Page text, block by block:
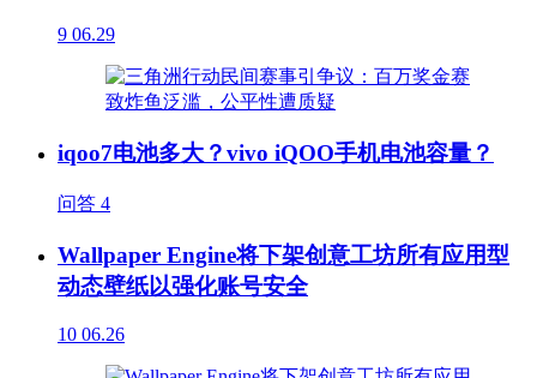
9 06.29
iqoo7电池多大？vivo iQOO手机电池容量？
问答 4
Wallpaper Engine将下架创意工坊所有应用型
动态壁纸以强化账号安全
10 06.26